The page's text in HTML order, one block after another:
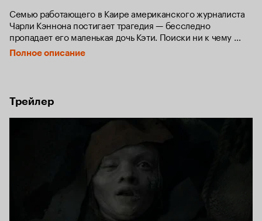
Семью работающего в Каире американского журналиста
Чарли Кэннона постигает трагедия — бесследно
пропадает его маленькая дочь Кэти. Поиски ни к чему
не приводят, полиция бессильно разводит руками. Восемь
лет спустя Кэнноны живут в Нью-Мексико и внезапно
и очень плохо выглядит.
Полное описание
Трейлер